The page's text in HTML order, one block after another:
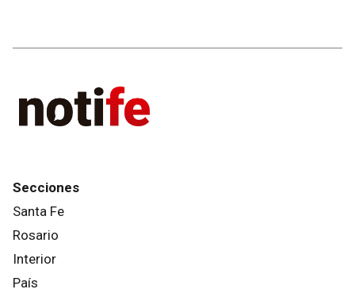
Secciones
Santa Fe
Rosario
Interior
País